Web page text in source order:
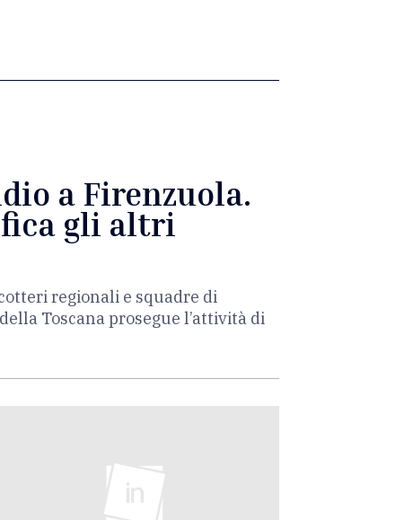
a Firenzuola.
gli altri
regionali e squadre di
Toscana prosegue l’attività di